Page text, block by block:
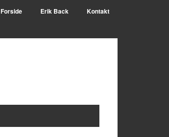
Forside Erik Back Kontakt